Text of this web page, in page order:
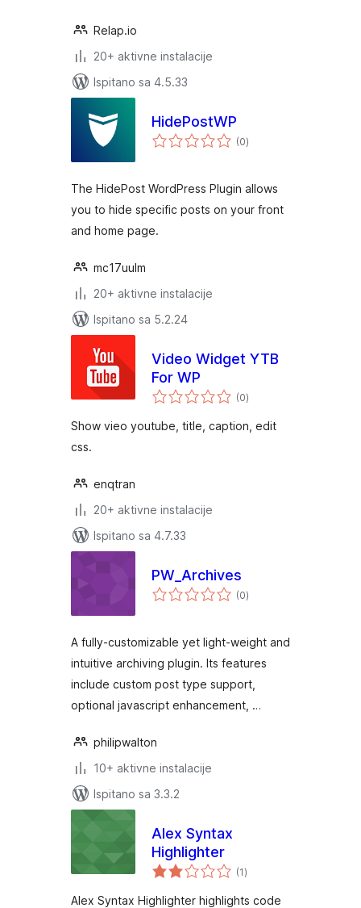
Relap.io
20+ aktivne instalacije
Ispitano sa 4.5.33
HidePostWP
(0ukupna
ocijena
)
The HidePost WordPress Plugin allows
you to hide specific posts on your front
and home page.
mc17uulm
20+ aktivne instalacije
Ispitano sa 5.2.24
Video Widget YTB
For WP
(0ukupna
ocijena
)
Show vieo youtube, title, caption, edit
css.
enqtran
20+ aktivne instalacije
Ispitano sa 4.7.33
PW_Archives
(0ukupna
ocijena
)
A fully-customizable yet light-weight and
intuitive archiving plugin. Its features
include custom post type support,
optional javascript enhancement, …
philipwalton
10+ aktivne instalacije
Ispitano sa 3.3.2
Alex Syntax
Highlighter
(1ukupna
ocijena
)
Alex Syntax Highlighter highlights code